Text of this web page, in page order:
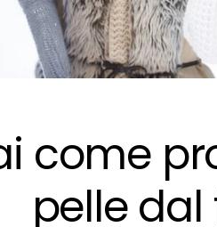
come
pelle